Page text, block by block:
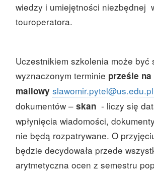
wiedzy i umiejętności niezbędnej
touroperatora.
Uczestnikiem szkolenia może być
wyznaczonym terminie prześle na
mailowy slawomir.pytel@us.edu.pl
dokumentów – skan - liczy się
wpłynięcia wiadomości,
nie będą rozpatrywane. O
będzie decydowała przede
arytmetyczna ocen z semestru